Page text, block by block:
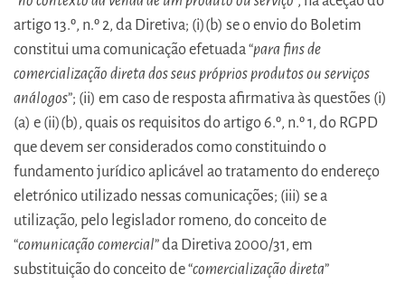
artigo 13.º, n.º 2, da Diretiva; (i)(b) se o envio do Boletim
constitui uma comunicação efetuada “para fins de
comercialização direta dos seus próprios produtos ou serviços
análogos”; (ii) em caso de resposta afirmativa às questões (i)
(a) e (ii)(b), quais os requisitos do artigo 6.º, n.º 1, do RGPD
que devem ser considerados como constituindo o
fundamento jurídico aplicável ao tratamento do endereço
eletrónico utilizado nessas comunicações; (iii) se a
utilização, pelo legislador romeno, do conceito de
“comunicação comercial” da Diretiva 2000/31, em
substituição do conceito de “comercialização direta”